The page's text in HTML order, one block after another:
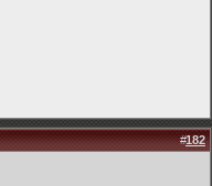
#182